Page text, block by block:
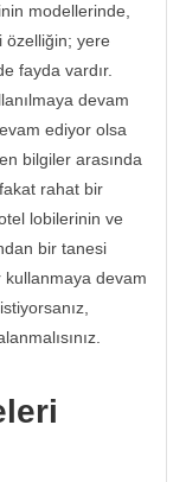
modellerinde,
özelliğin; yere
fayda vardır.
devam
ediyor olsa
bilgiler arasında
rahat bir
lobilerinin ve
bir tanesi
kullanmaya devam